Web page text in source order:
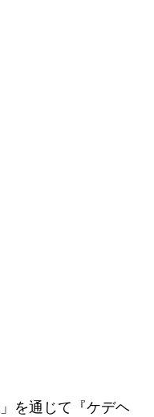
を通じて『ケデヘ